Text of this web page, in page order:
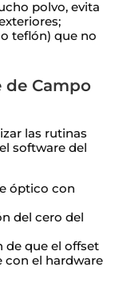
polvo, evita
teflón) que no
Campo
las rutinas
software del
óptico con
del cero del
que el offset
con el hardware